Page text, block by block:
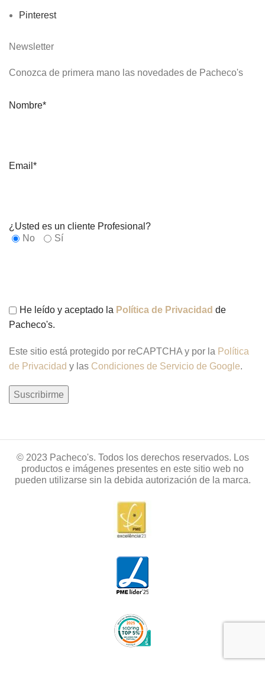
Pinterest
Newsletter
Conozca de primera mano las novedades de Pacheco's
Nombre*
Email*
¿Usted es un cliente Profesional?
No
Sí
He leído y aceptado la Política de Privacidad de
Pacheco's.
Este sitio está protegido por reCAPTCHA y por la Política
de Privacidad y las Condiciones de Servicio de Google.
© 2023 Pacheco's. Todos los derechos reservados. Los
productos e imágenes presentes en este sitio web no
pueden utilizarse sin la debida autorización de la marca.